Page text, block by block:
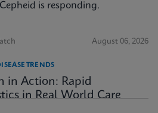
is responding.
August 06, 2026
TRENDS
in Action: Rapid
in Real World Care